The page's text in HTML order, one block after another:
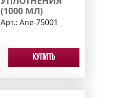
(1000 МЛ)
Арт.: Ane-75001
Купить